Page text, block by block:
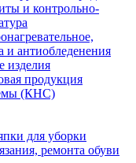
и контрольно-
и антиобледенения
изделия
продукция
(КНС)
для уборки
ремонта обуви